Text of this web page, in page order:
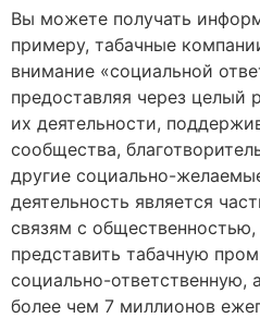
Вы можете получать
примеру, табачные
внимание «социальной
предоставляя через
их деятельности,
сообщества,
другие социально-
деятельность является
связям с общественностью,
представить табачную
социально-ответственную,
более чем 7 миллионов